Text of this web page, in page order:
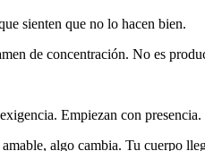
sienten que no lo hacen bien.
de concentración. No es
Empiezan con presencia.
algo cambia. Tu cuerpo